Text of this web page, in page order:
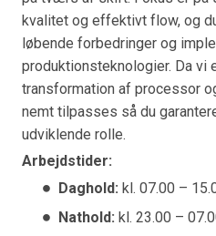
kvalitet og effektivt flow, og
løbende forbedringer og
produktionsteknologier. Da vi
transformation af processor
nemt tilpasses så du
udviklende rolle.
Arbejdstider:
Daghold: kl. 07.00 –
Nathold: kl. 23.00 –